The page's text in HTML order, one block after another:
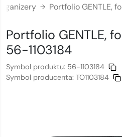
→ Portfolio GENTLE,
Portfolio GENTLE,
56-1103184
Symbol produktu: 56-1103184
Symbol producenta: TO1103184